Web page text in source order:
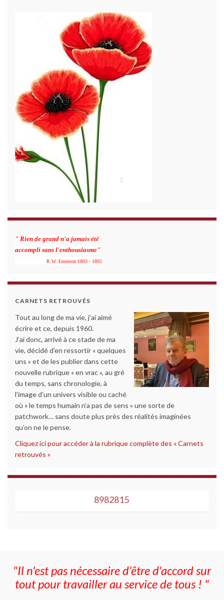
" Rien de grand n'a jamais été
accompli sans l'enthousiasme"
R.W. Emerson 1803 - 1892
CARNETS RETROUVÉS
Tout au long de ma vie, j’ai aimé
écrire et ce, depuis 1960.
J’ai donc, arrivé à ce stade de ma
vie, décidé d’en ressortir « quelques
uns » et de les publier dans cette
nouvelle rubrique « en vrac », au gré
du temps, sans chronologie, à
l’image d’un univers visible ou caché
où « le temps humain n’a pas de sens » une sorte de
patchwork… sans doute plus près des réalités imaginées
qu’on ne le pense.
Cliquez ici pour accéder à la rubrique complète des « Carnets
retrouvés »
8982815
"Il n'est pas nécessaire d’être d'accord sur
tout pour travailler au service de tous ! "